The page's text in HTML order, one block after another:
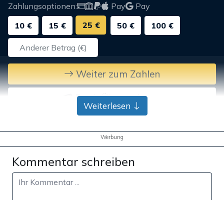
Zahlungsoptionen: Pay
Pay
10 €
15 € 25 € 50 € 100 €
Weiter zum Zahlen
Bank-Überweisung
Weiterlesen
Werbung
Kommentar schreiben